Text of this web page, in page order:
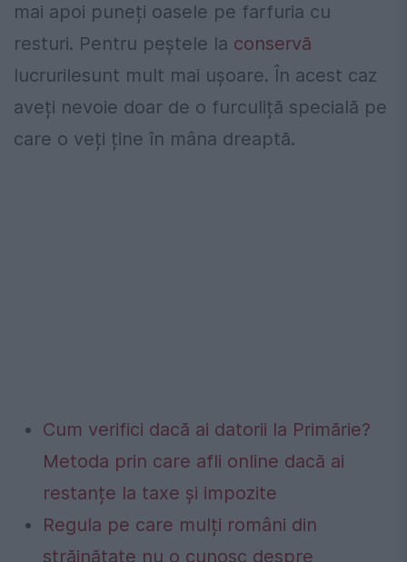
mai apoi puneți oasele pe farfuria cu
resturi. Pentru peștele la conservă
lucrurilesunt mult mai ușoare. În acest caz
aveți nevoie doar de o furculiță specială pe
care o veți ține în mâna dreaptă.
Cum verifici dacă ai datorii la Primărie?
Metoda prin care afli online dacă ai
restanțe la taxe și impozite
Regula pe care mulți români din
străinătate nu o cunosc despre